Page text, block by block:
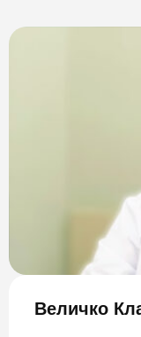
Величко